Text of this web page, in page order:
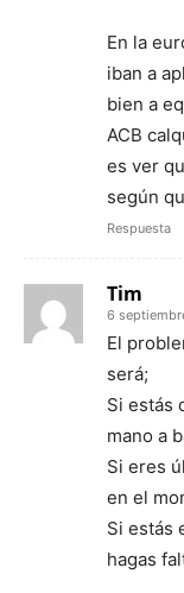
En la
iban a
bien a
ACB
es ver
según
Respuesta
Tim
6
El
será;
Si estás
mano a
Si eres
en el
Si estás
hagas